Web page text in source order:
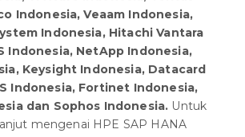
Indonesia, Veaam Indonesia,
Indonesia, Hitachi Vantara
Indonesia, NetApp Indonesia,
Keysight Indonesia, Datacard
Indonesia, Fortinet Indonesia,
dan Sophos Indonesia. Untuk
mengenai HPE SAP HANA